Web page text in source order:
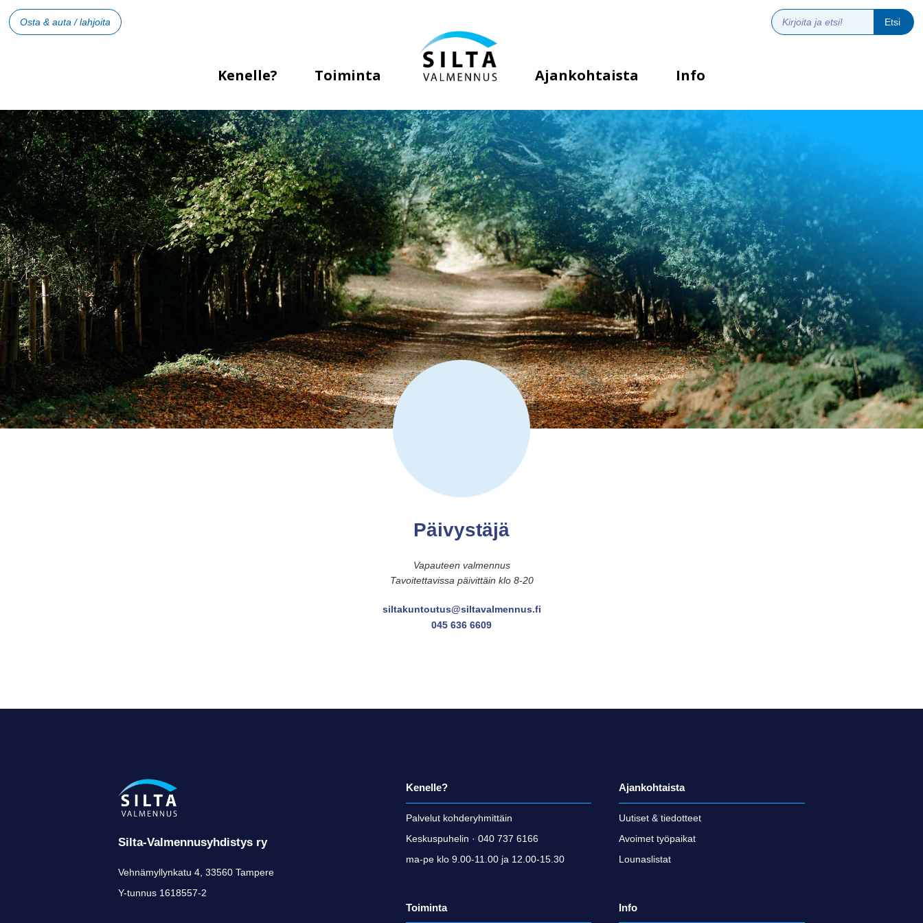
Kenelle? Toiminta Ajankohtaista Info
Osta & auta / lahjoita
Päivystäjä
Vapauteen valmennus
Tavoitettavissa päivittäin klo 8-20
siltakuntoutus@siltavalmennus.fi
045 636 6609
Silta-Valmennusyhdistys ry
Vehnämyllynkatu 4, 33560 Tampere
Y-tunnus 1618557-2
Kenelle?
Palvelut kohderyhmittäin
Keskuspuhelin · 040 737 6166
ma-pe klo 9.00-11.00 ja 12.00-15.30
Toiminta
Ajankohtaista
Uutiset & tiedotteet
Avoimet työpaikat
Lounaslistat
Info